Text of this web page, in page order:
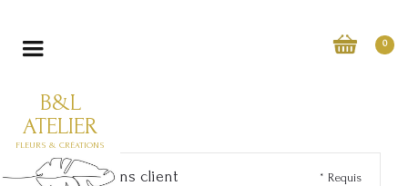
0
B&L
ATELIER
FLEURS & CRÉATIONS
Informations client * Requis